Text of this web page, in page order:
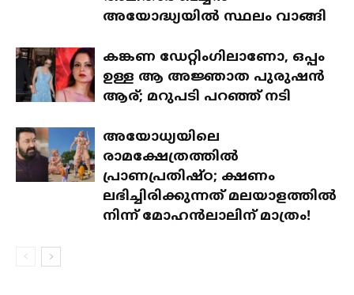
അയോദ്ധ്യയില്‍ സ്ഥലം വാങ്ങി
കങ്കണ ഡേറ്റിംഗിലാണോ, ഒപ്പം
ഉള്ള ആ അജ്ഞാത പുരുഷന്‍
ആര്; മറുപടി പറഞ്ഞ് നടി
അയോധ്യയിലെ
രാമക്ഷേത്രത്തിൽ
പ്രാണപ്രതിഷ്ഠ; ക്ഷണം
ലഭിച്ചിരിക്കുന്നത് മലയാളത്തിൽ
നിന്ന് മോഹൻലാലിന് മാത്രം!